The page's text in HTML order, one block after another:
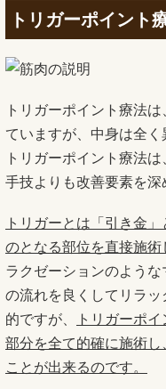
トリガーポイント
トリガーポイント療法
ていますが、中身は全
トリガーポイント療法
手技よりも改善要素を深
トリガーとは「引き金
のとなる部位を直接施術
ラクゼーションのよう
の流れを良くしてリラ
的ですが、
トリガーポ
部分を全て的確に施術し
ことが出来るのです。